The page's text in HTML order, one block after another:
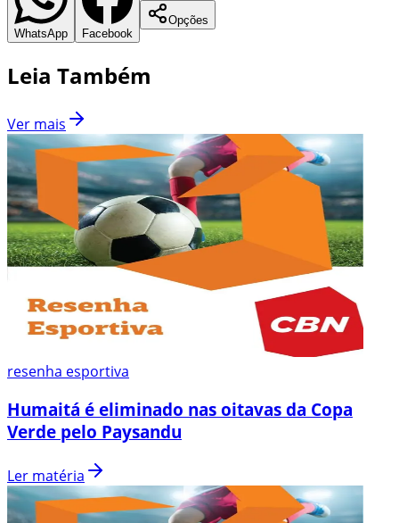
WhatsApp Facebook
Opções
Leia Também
Ver mais
resenha esportiva
Humaitá é eliminado nas oitavas da Copa
Verde pelo Paysandu
Ler matéria